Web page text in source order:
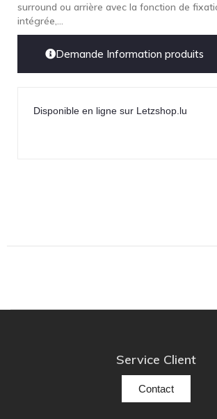
surround ou arrière avec la fonction de
intégrée,...
Demande Information produits
Disponible en ligne sur Letzshop.lu
Service Client
Contact